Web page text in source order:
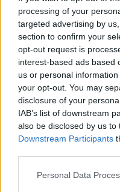
processing of your
targeted advertising by
section to confirm your
opt-out request is
interest-based ads based
us or personal
your opt-out. You may
disclosure of your
IAB’s list of downstream
also be disclosed by us to
Downstream Participants
Please note that this
Personal Data
Στη δημοσιότητα
της Βουλής των
περιουσιακής
των πολιτικών
(χρήση 2024).
Στις δηλώσεις
περιλαμβάνονται